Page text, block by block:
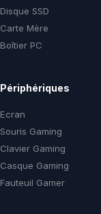
Disque SSD
Carte Mère
Boîtier PC
Périphériques
Ecran
Souris Gaming
Clavier Gaming
Casque Gaming
Fauteuil Gamer